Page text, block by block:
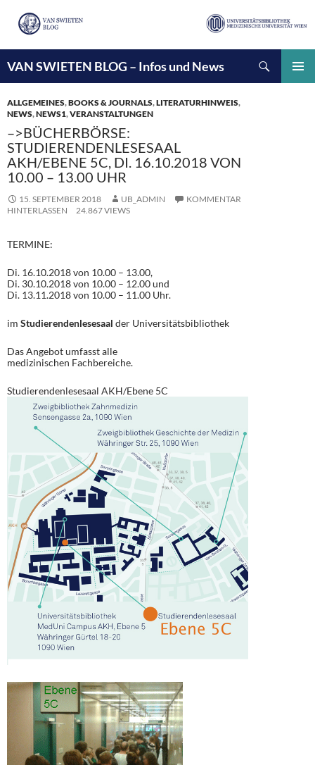
VAN SWIETEN BLOG – Infos und News
INHALT
SPRINGEN
ALLGEMEINES,BOOKS & JOURNALS,LITERATURHINWEIS,
NEWS,NEWS1,VERANSTALTUNGEN
–>BÜCHERBÖRSE:
STUDIERENDENLESESAAL
AKH/EBENE 5C, DI. 16.10.2018 VON
10.00 – 13.00 UHR
15. SEPTEMBER 2018 UB_ADMIN
KOMMENTAR
HINTERLASSEN
24.867 VIEWS
TERMINE:
Di. 16.10.2018 von 10.00 – 13.00,
Di. 30.10.2018 von 10.00 – 12.00 und
Di. 13.11.2018 von 10.00 – 11.00 Uhr.
im Studierendenlesesaal der Universitätsbibliothek
Das Angebot umfasst alle
medizinischen Fachbereiche.
Studierendenlesesaal AKH/Ebene 5C